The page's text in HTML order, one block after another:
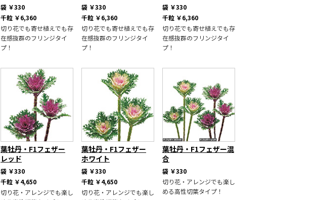
袋 ￥330
千粒 ￥6,360
切り花でも寄せ植えでも存
在感抜群のフリンジタイ
プ！
袋 ￥330
千粒 ￥6,360
切り花でも寄せ植えでも存
在感抜群のフリンジタイ
プ！
袋 ￥330
千粒 ￥6,360
切り花でも寄せ植えでも存
在感抜群のフリンジタイ
プ！
葉牡丹・F1フェザー
レッド
袋 ￥330
千粒 ￥4,650
切り花・アレンジでも楽し
葉牡丹・F1フェザー
ホワイト
袋 ￥330
千粒 ￥4,650
切り花・アレンジでも楽し
葉牡丹・F1フェザー混
合
袋 ￥330
切り花・アレンジでも楽し
める高性切葉タイプ！